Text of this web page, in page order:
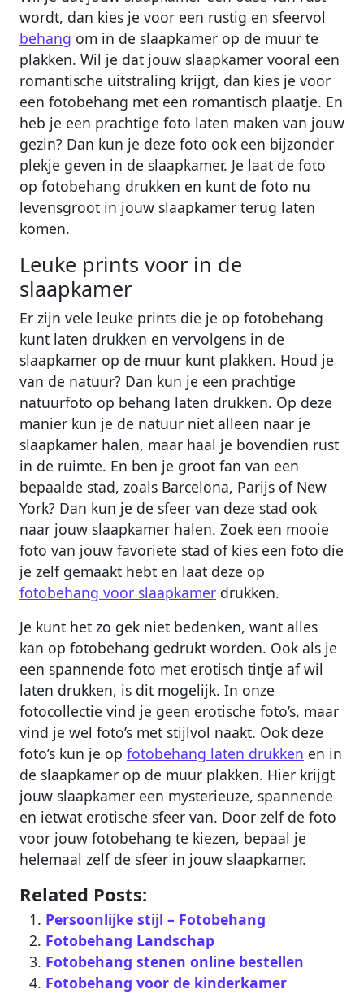
wordt, dan kies je voor een rustig en sfeervol
behang om in de slaapkamer op de muur te
plakken. Wil je dat jouw slaapkamer vooral een
romantische uitstraling krijgt, dan kies je voor
een fotobehang met een romantisch plaatje. En
heb je een prachtige foto laten maken van jouw
gezin? Dan kun je deze foto ook een bijzonder
plekje geven in de slaapkamer. Je laat de foto
op fotobehang drukken en kunt de foto nu
levensgroot in jouw slaapkamer terug laten
komen.
Leuke prints voor in de
slaapkamer
Er zijn vele leuke prints die je op fotobehang
kunt laten drukken en vervolgens in de
slaapkamer op de muur kunt plakken. Houd je
van de natuur? Dan kun je een prachtige
natuurfoto op behang laten drukken. Op deze
manier kun je de natuur niet alleen naar je
slaapkamer halen, maar haal je bovendien rust
in de ruimte. En ben je groot fan van een
bepaalde stad, zoals Barcelona, Parijs of New
York? Dan kun je de sfeer van deze stad ook
naar jouw slaapkamer halen. Zoek een mooie
foto van jouw favoriete stad of kies een foto die
je zelf gemaakt hebt en laat deze op
fotobehang voor slaapkamer drukken.
Je kunt het zo gek niet bedenken, want alles
kan op fotobehang gedrukt worden. Ook als je
een spannende foto met erotisch tintje af wil
laten drukken, is dit mogelijk. In onze
fotocollectie vind je geen erotische foto’s, maar
vind je wel foto’s met stijlvol naakt. Ook deze
foto’s kun je op fotobehang laten drukken en in
de slaapkamer op de muur plakken. Hier krijgt
jouw slaapkamer een mysterieuze, spannende
en ietwat erotische sfeer van. Door zelf de foto
voor jouw fotobehang te kiezen, bepaal je
helemaal zelf de sfeer in jouw slaapkamer.
Related Posts:
Persoonlijke stijl – Fotobehang
Fotobehang Landschap
Fotobehang stenen online bestellen
Fotobehang voor de kinderkamer